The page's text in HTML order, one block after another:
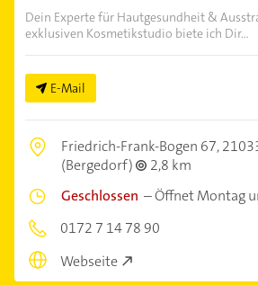
Dein Experte für Hautgesundheit &
exklusiven Kosmetikstudio biete ich Dir...
E-Mail
Friedrich-Frank-Bogen 67,
(Bergedorf)
2,8 km
Geschlossen –Öffnet Montag
0172 7 14 78 90
Webseite